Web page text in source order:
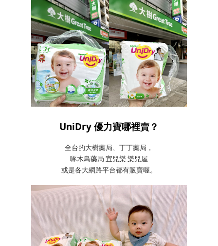
UniDry 優力寶哪裡賣？
全台的大樹藥局、丁丁藥局，
啄木鳥藥局 宜兒樂 樂兒屋
或是各大網路平台都有販賣喔。